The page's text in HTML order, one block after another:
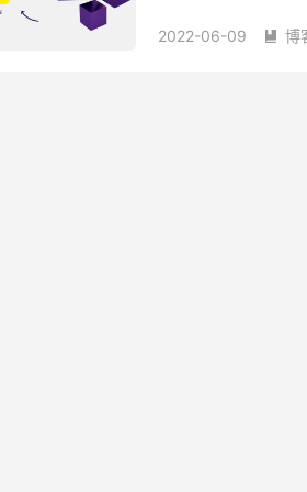
2022-06-09  博